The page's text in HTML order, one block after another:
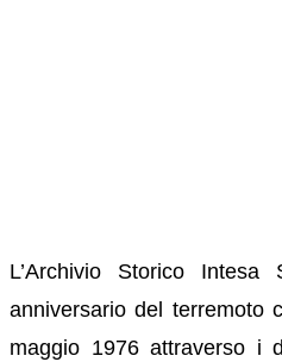
L’Archivio Storico
anniversario del terremoto
maggio 1976 attraverso i